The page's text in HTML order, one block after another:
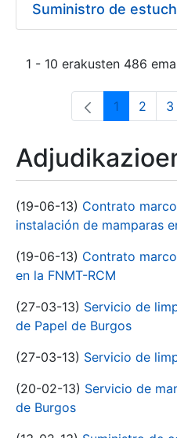
1 - 10 erakusten 486
Orrialdea
1 2 3
(19-06-13) Contrato
instalación de mamparas
(19-06-13) Contrato
en la FNMT-RCM
(27-03-13) Servicio de
de Papel de Burgos
(27-03-13) Servicio de
(20-02-13) Servicio de
de Burgos